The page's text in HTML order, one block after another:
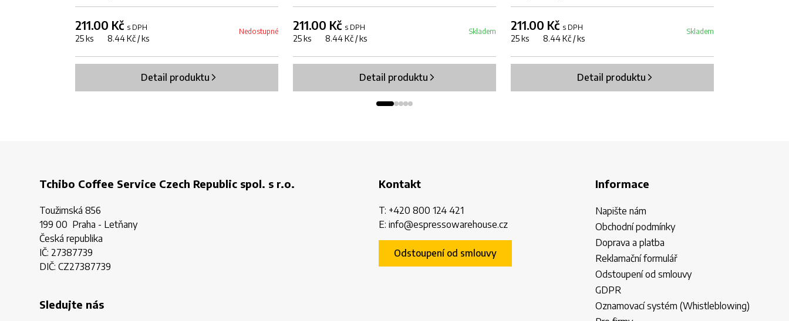
211.00 Kč s DPH
25 ks 8.44 Kč / ks
Nedostupné
Detail produktu
211.00 Kč s DPH
25 ks 8.44 Kč / ks
Skladem
Detail produktu
211.00 Kč s DPH
25 ks 8.44 Kč / ks
Skladem
Detail produktu
Tchibo Coffee Service Czech Republic spol. s r.o.
Toužimská 856
199 00 Praha - Letňany
Česká republika
IČ: 27387739
DIČ: CZ27387739
Sledujte nás
Kontakt
T: +420 800 124 421
E: info@espressowarehouse.cz
Odstoupení od smlouvy
Informace
Napište nám
Obchodní podmínky
Doprava a platba
Reklamační formulář
Odstoupení od smlouvy
GDPR
Oznamovací systém (Whistleblowing)